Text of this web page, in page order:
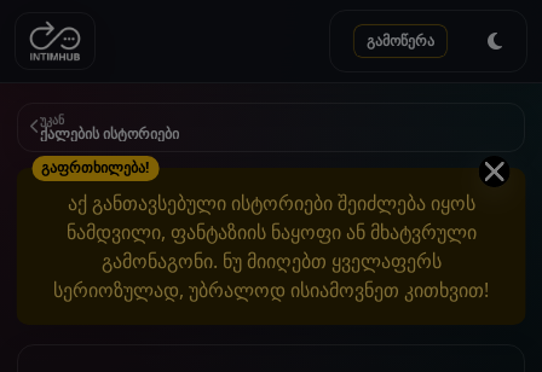
გამოწერა
უკან
ქალების ისტორიები
გაფრთხილება!
აქ განთავსებული ისტორიები შეიძლება იყოს
ნამდვილი, ფანტაზიის ნაყოფი ან მხატვრული
გამონაგონი. ნუ მიიღებთ ყველაფერს
სერიოზულად, უბრალოდ ისიამოვნეთ კითხვით!